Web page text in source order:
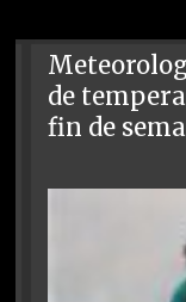
de
fin de